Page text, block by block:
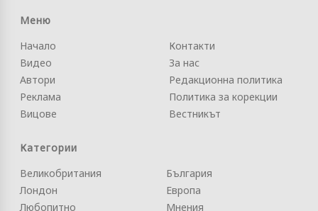
Меню
Начало
Видео
Автори
Реклама
Вицове
Контакти
За нас
Редакционна политика
Политика за корекции
Вестникът
Категории
Великобритания
Лондон
Любопитно
България
Европа
Мнения